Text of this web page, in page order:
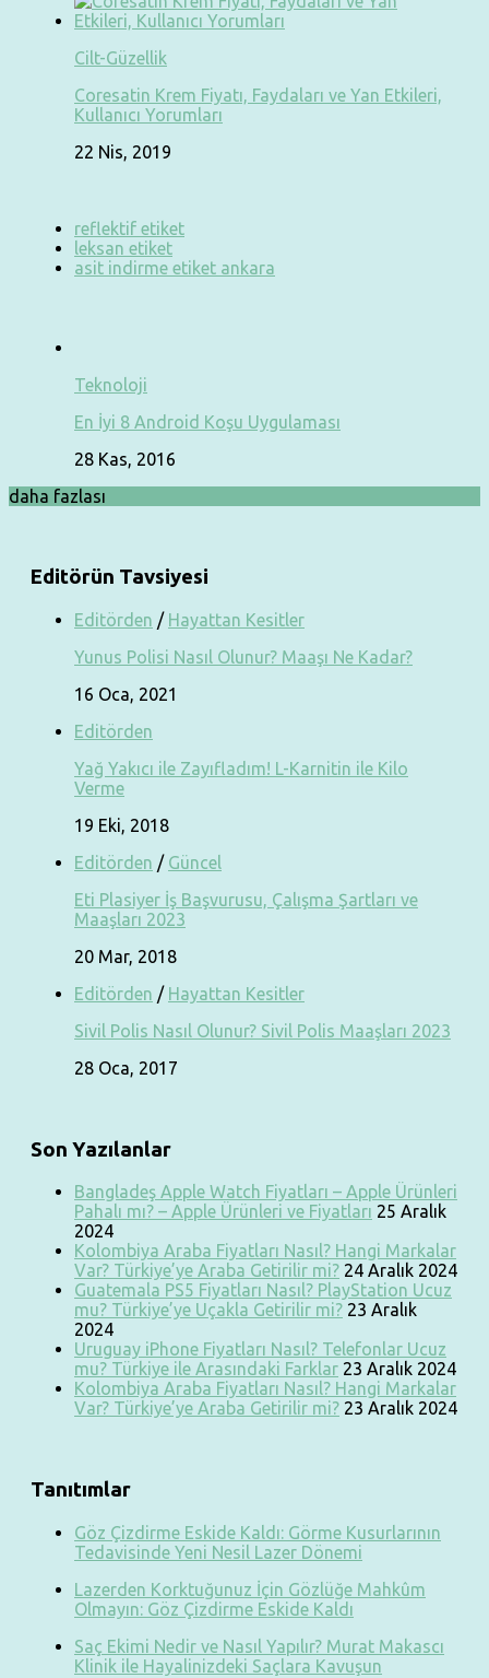
Cilt-Güzellik
Coresatin Krem Fiyatı, Faydaları ve Yan Etkileri,
Kullanıcı Yorumları
22 Nis, 2019
reflektif etiket
leksan etiket
asit indirme etiket ankara
Teknoloji
En İyi 8 Android Koşu Uygulaması
28 Kas, 2016
daha fazlası
Editörün Tavsiyesi
Editörden / Hayattan Kesitler
Yunus Polisi Nasıl Olunur? Maaşı Ne Kadar?
16 Oca, 2021
Editörden
Yağ Yakıcı ile Zayıfladım! L-Karnitin ile Kilo
Verme
19 Eki, 2018
Editörden / Güncel
Eti Plasiyer İş Başvurusu, Çalışma Şartları ve
Maaşları 2023
20 Mar, 2018
Editörden / Hayattan Kesitler
Sivil Polis Nasıl Olunur? Sivil Polis Maaşları 2023
28 Oca, 2017
Son Yazılanlar
Bangladeş Apple Watch Fiyatları – Apple Ürünleri
Pahalı mı? – Apple Ürünleri ve Fiyatları 25 Aralık
2024
Kolombiya Araba Fiyatları Nasıl? Hangi Markalar
Var? Türkiye’ye Araba Getirilir mi? 24 Aralık 2024
Guatemala PS5 Fiyatları Nasıl? PlayStation Ucuz
mu? Türkiye’ye Uçakla Getirilir mi? 23 Aralık
2024
Uruguay iPhone Fiyatları Nasıl? Telefonlar Ucuz
mu? Türkiye ile Arasındaki Farklar 23 Aralık 2024
Kolombiya Araba Fiyatları Nasıl? Hangi Markalar
Var? Türkiye’ye Araba Getirilir mi? 23 Aralık 2024
Tanıtımlar
Göz Çizdirme Eskide Kaldı: Görme Kusurlarının
Tedavisinde Yeni Nesil Lazer Dönemi
Lazerden Korktuğunuz İçin Gözlüğe Mahkûm
Olmayın: Göz Çizdirme Eskide Kaldı
Saç Ekimi Nedir ve Nasıl Yapılır? Murat Makascı
Klinik ile Hayalinizdeki Saçlara Kavuşun